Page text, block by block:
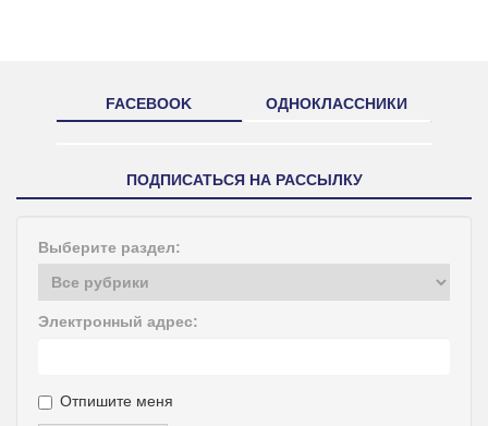
FACEBOOK ОДНОКЛАССНИКИ
ПОДПИСАТЬСЯ НА РАССЫЛКУ
Выберите раздел:
Электронный адрес:
Отпишите меня